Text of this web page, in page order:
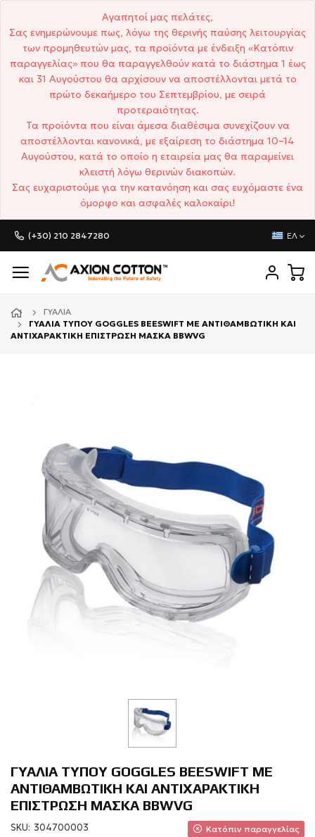
Αγαπητοί μας πελάτες,
Σας ενημερώνουμε πως, λόγω της θερινής παύσης λειτουργίας
των προμηθευτών μας, τα προϊόντα με ένδειξη «Κατόπιν
παραγγελίας» που θα παραγγελθούν κατά το διάστημα 1 έως
και 31 Αυγούστου θα αρχίσουν να αποστέλλονται μετά το
πρώτο δεκαήμερο του Σεπτεμβρίου, με σειρά
προτεραιότητας.
Τα προϊόντα που είναι άμεσα διαθέσιμα συνεχίζουν να
αποστέλλονται κανονικά, με εξαίρεση το διάστημα 10–14
Αυγούστου, κατά το οποίο η εταιρεία μας θα παραμείνει
κλειστή λόγω θερινών διακοπών.
Σας ευχαριστούμε για την κατανόηση και σας ευχόμαστε ένα
όμορφο και ασφαλές καλοκαίρι!
(+30) 210 2847280 ΕΛ
ΓΥΑΛΙΆ
ΓΥΑΛΙΑ ΤΥΠΟΥ GOGGLES BEESWIFT ME ΑΝΤΙΘΑΜΒΩΤΙΚΗ ΚΑΙ
ΑΝΤΙΧΑΡΑΚΤΙΚΗ ΕΠΙΣΤΡΩΣΗ ΜΑΣΚΑ BBWVG
ΓΥΑΛΙΑ ΤΥΠΟΥ GOGGLES BEESWIFT ME
ΑΝΤΙΘΑΜΒΩΤΙΚΗ ΚΑΙ ΑΝΤΙΧΑΡΑΚΤΙΚΗ
ΕΠΙΣΤΡΩΣΗ ΜΑΣΚΑ BBWVG
SKU: 304700003 Κατόπιν παραγγελίας